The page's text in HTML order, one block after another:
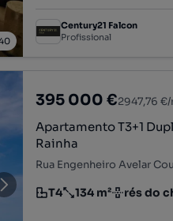
Century21 Falcon
Profissional
395 000 €2947,76 €/
Apartamento T3+1
Rainha
Tipologia
T4
Preço por metro
134 m²
Andar rés do